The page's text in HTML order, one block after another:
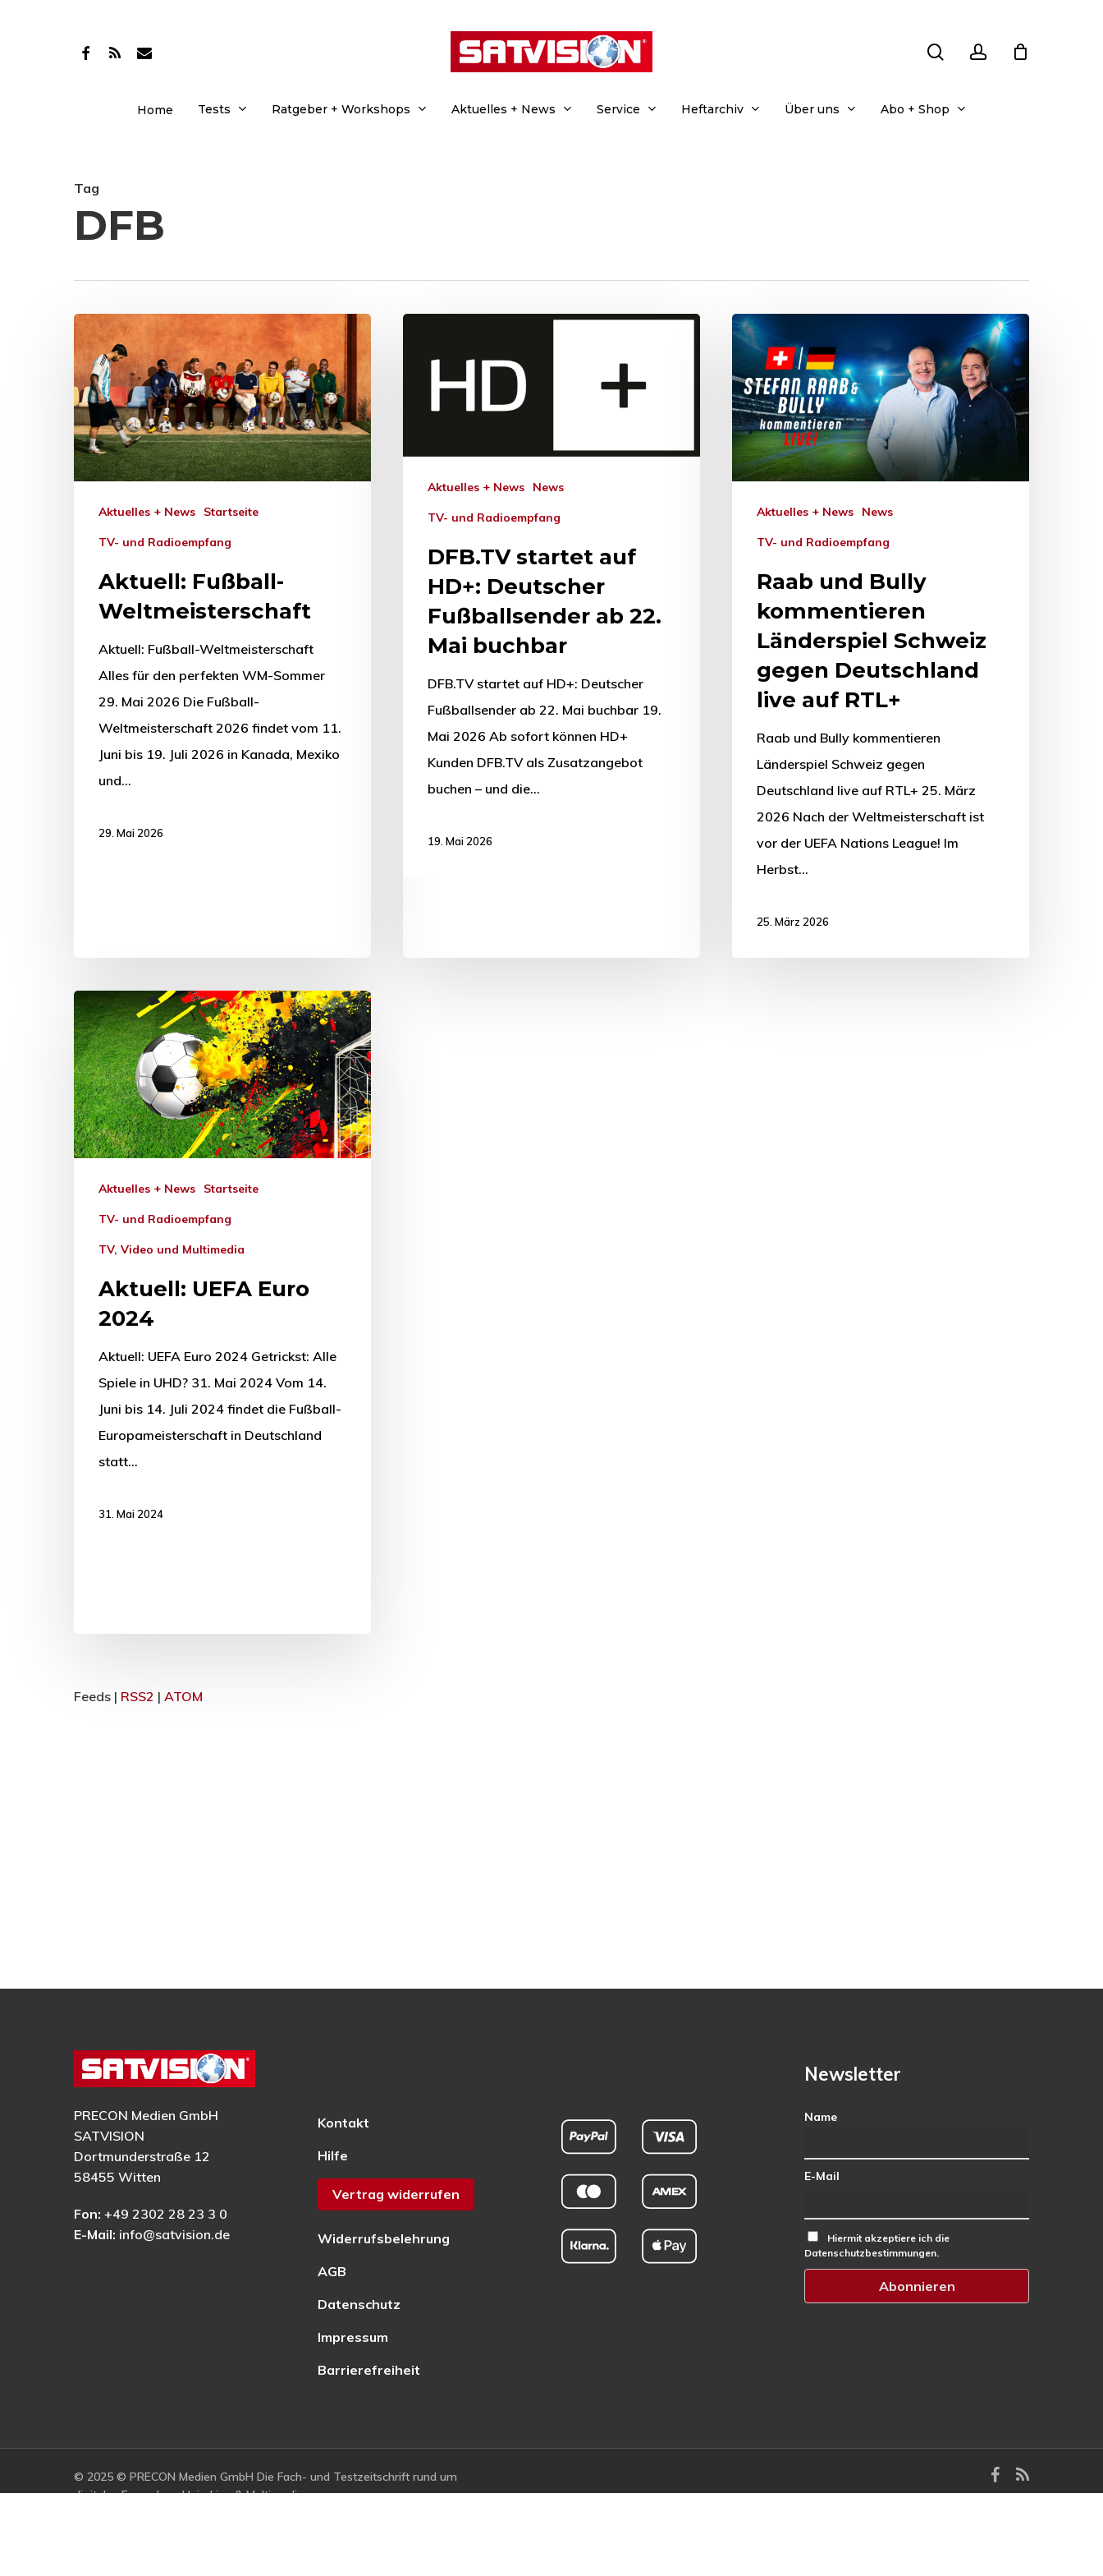
Drücken Sie Enter zum Suchen oder ESC zum Schließen.
facebook
RSS email
Home Tests Ratgeber + Workshops Aktuelles + News Service Heftarchiv Über uns Abo + Shop
Tag
DFB
Aktuelles + News Startseite
TV- und Radioempfang
Aktuell: Fußball-
Weltmeisterschaft
Aktuell: Fußball-Weltmeisterschaft
Alles für den perfekten WM-Sommer
29. Mai 2026 Die Fußball-
Weltmeisterschaft 2026 findet vom 11.
Juni bis 19. Juli 2026 in Kanada, Mexiko
und…
29. Mai 2026
Aktuelles + News News
TV- und Radioempfang
DFB.TV startet auf
HD+: Deutscher
Fußballsender ab 22.
Mai buchbar
DFB.TV startet auf HD+: Deutscher
Fußballsender ab 22. Mai buchbar 19.
Mai 2026 Ab sofort können HD+
Kunden DFB.TV als Zusatzangebot
buchen – und die…
19. Mai 2026
Aktuelles + News News
TV- und Radioempfang
Raab und Bully
kommentieren
Länderspiel Schweiz
gegen Deutschland
live auf RTL+
Raab und Bully kommentieren
Länderspiel Schweiz gegen
Deutschland live auf RTL+ 25. März
2026 Nach der Weltmeisterschaft ist
vor der UEFA Nations League! Im
Herbst…
25. März 2026
Aktuelles + News Startseite
TV- und Radioempfang
TV, Video und Multimedia
Aktuell: UEFA Euro
2024
Aktuell: UEFA Euro 2024 Getrickst: Alle
Spiele in UHD? 31. Mai 2024 Vom 14.
Juni bis 14. Juli 2024 findet die Fußball-
Europameisterschaft in Deutschland
statt…
31. Mai 2024
Feeds | RSS2 | ATOM
PRECON Medien GmbH
SATVISION
Dortmunderstraße 12
58455 Witten
Fon: +49 2302 28 23 3 0
E-Mail: info@satvision.de
Kontakt
Hilfe
Vertrag widerrufen
Widerrufsbelehrung
AGB
Datenschutz
Impressum
Barrierefreiheit
Newsletter
Name
E-Mail
Hiermit akzeptiere ich die
Datenschutzbestimmungen.
© 2025 © PRECON Medien GmbH Die Fach- und Testzeitschrift rund um
digitales Fernsehen, Heimkino & Multimedia.
facebook
RSS